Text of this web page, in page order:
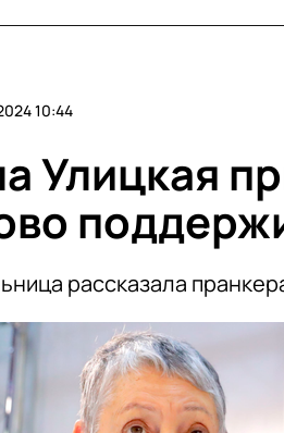
10:44
Улицкая
рассказала